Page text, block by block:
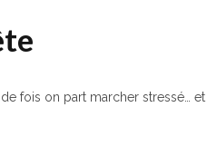
fois on part marcher stressé…